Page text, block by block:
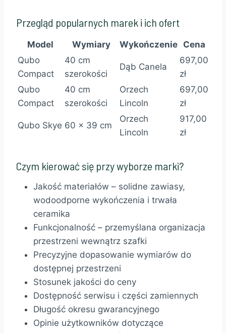
Przegląd popularnych marek i ich ofert
Model Wymiary Wykończenie Cena
Qubo
Compact
40 cm
szerokości
Dąb Canela
697,00
zł
Qubo
Compact
40 cm
szerokości
Orzech
Lincoln
697,00
zł
Qubo Skye 60 x 39 cm
Orzech
Lincoln
917,00
zł
Czym kierować się przy wyborze marki?
Jakość materiałów – solidne zawiasy,
wodoodporne wykończenia i trwała
ceramika
Funkcjonalność – przemyślana organizacja
przestrzeni wewnątrz szafki
Precyzyjne dopasowanie wymiarów do
dostępnej przestrzeni
Stosunek jakości do ceny
Dostępność serwisu i części zamiennych
Długość okresu gwarancyjnego
Opinie użytkowników dotyczące